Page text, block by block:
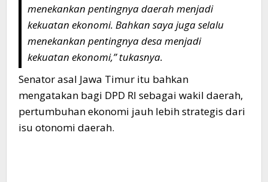
menekankan pentingnya daerah menjadi
kekuatan ekonomi. Bahkan saya juga selalu
menekankan pentingnya desa menjadi
kekuatan ekonomi,” tukasnya.
Senator asal Jawa Timur itu bahkan
mengatakan bagi DPD RI sebagai wakil daerah,
pertumbuhan ekonomi jauh lebih strategis dari
isu otonomi daerah.